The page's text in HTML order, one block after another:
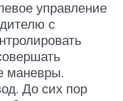
управление
с
маневры.
До сих пор